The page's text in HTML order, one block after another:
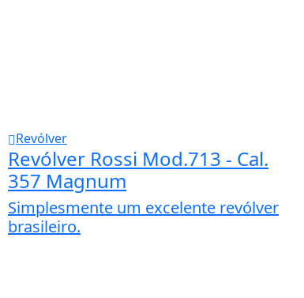
Revólver
Revólver Rossi Mod.713 - Cal.
357 Magnum
Simplesmente um excelente revólver
brasileiro.